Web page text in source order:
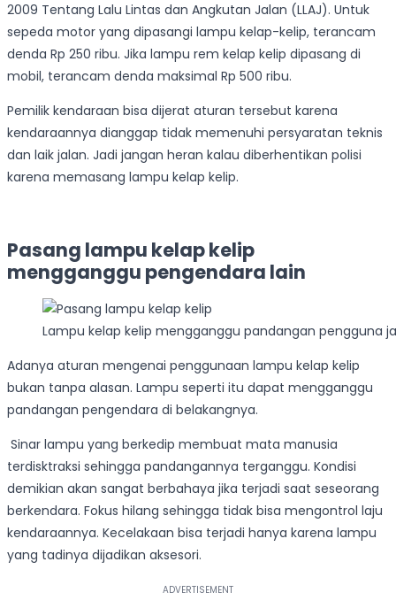
2009 Tentang Lalu Lintas dan Angkutan Jalan (LLAJ). Untuk
sepeda motor yang dipasangi lampu kelap-kelip, terancam
denda Rp 250 ribu. Jika lampu rem kelap kelip dipasang di
mobil, terancam denda maksimal Rp 500 ribu.
Pemilik kendaraan bisa dijerat aturan tersebut karena
kendaraannya dianggap tidak memenuhi persyaratan teknis
dan laik jalan. Jadi jangan heran kalau diberhentikan polisi
karena memasang lampu kelap kelip.
Pasang lampu kelap kelip
mengganggu pengendara lain
Lampu kelap kelip mengganggu pandangan pengguna
Adanya aturan mengenai penggunaan lampu kelap kelip
bukan tanpa alasan. Lampu seperti itu dapat mengganggu
pandangan pengendara di belakangnya.
Sinar lampu yang berkedip membuat mata manusia
terdisktraksi sehingga pandangannya terganggu. Kondisi
demikian akan sangat berbahaya jika terjadi saat seseorang
berkendara. Fokus hilang sehingga tidak bisa mengontrol laju
kendaraannya. Kecelakaan bisa terjadi hanya karena lampu
yang tadinya dijadikan aksesori.